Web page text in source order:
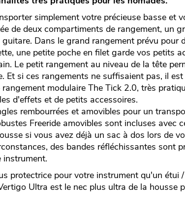
simplement votre précieuse basse et
de deux compartiments de rangement, un
Dans le grand rangement prévu pour
une petite poche en filet garde vos petits
Le petit rangement au niveau de la tête
Et si ces rangements ne suffisaient pas, il
modulaire The Tick 2.0, très
d'effets et de petits accessoires.
rembourrées et amovibles pour un
Freeride amovibles sont incluses avec
si vous avez déjà un sac à dos lors de
des bandes réfléchissantes sont
instrument.
protectrice pour votre instrument qu'un étui
Ultra est le nec plus ultra de la housse